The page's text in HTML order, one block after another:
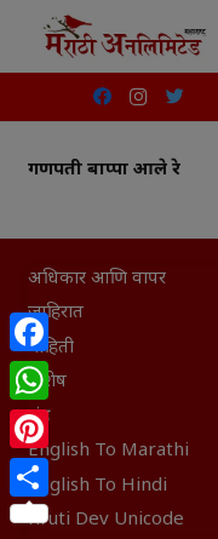
गणपती बाप्पा आले रे
अधिकार आणि वापर
जाहिरात
माहिती
विशेष
संग्रह
English To Marathi
English To Hindi
Kruti Dev Unicode
Facebook
WhatsApp
Pinterest
Share